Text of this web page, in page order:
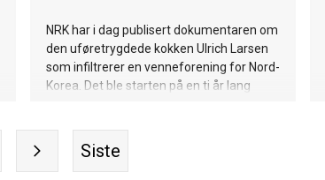
NRK har i dag publisert dokumentaren om
den uføretrygdede kokken Ulrich Larsen
som infiltrerer en venneforening for Nord-
Korea. Det ble starten på en ti år lang
hemmeligheter. Kokken klarte det som
CIA og andre etterretningstjenester har
Siste